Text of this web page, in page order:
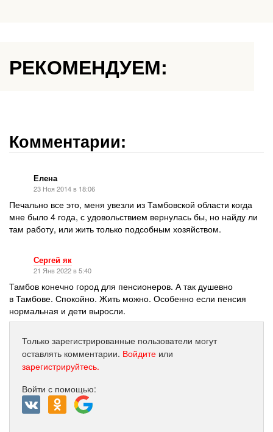
РЕКОМЕНДУЕМ:
Комментарии:
Елена
23 Ноя 2014 в 18:06
Печально все это, меня увезли из Тамбовской области когда
мне было 4 года, с удовольствием вернулась бы, но найду ли
там работу, или жить только подсобным хозяйством.
Сергей як
21 Янв 2022 в 5:40
Тамбов конечно город для пенсионеров. А так душевно
в Тамбове. Спокойно. Жить можно. Особенно если пенсия
нормальная и дети выросли.
Только зарегистрированные пользователи могут
оставлять комментарии. Войдите или
зарегистрируйтесь.
Войти с помощью: